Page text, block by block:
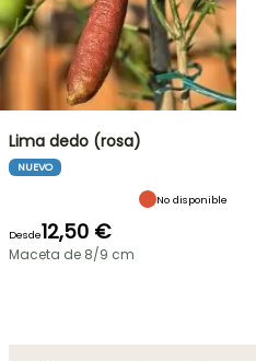
Lima dedo (rosa)
NUEVO
No disponible
Desde12,50 €
Maceta de 8/9 cm